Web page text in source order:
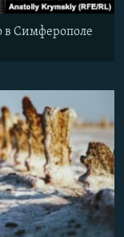
в Симферополе